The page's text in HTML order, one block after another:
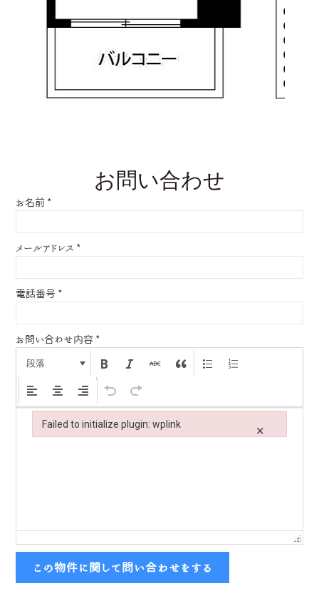
お問い合わせ
お名前 *
メールアドレス *
電話番号 *
お問い合わせ内容 *
段落
この物件に関して問い合わせをする
Failed to initialize plugin: wplink ×
Failed to initialize plugin: wplink